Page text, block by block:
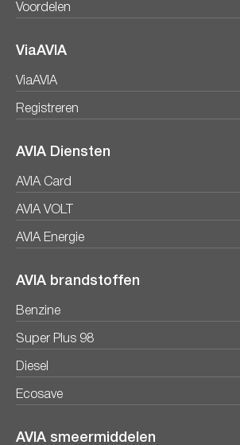
Voordelen
ViaAVIA
ViaAVIA
Registreren
AVIA Diensten
AVIA Card
AVIA VOLT
AVIA Energie
AVIA brandstoffen
Benzine
Super Plus 98
Diesel
Ecosave
AVIA smeermiddelen